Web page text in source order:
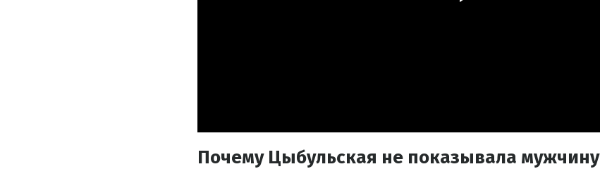
Почему Цыбульская не показывала мужчину